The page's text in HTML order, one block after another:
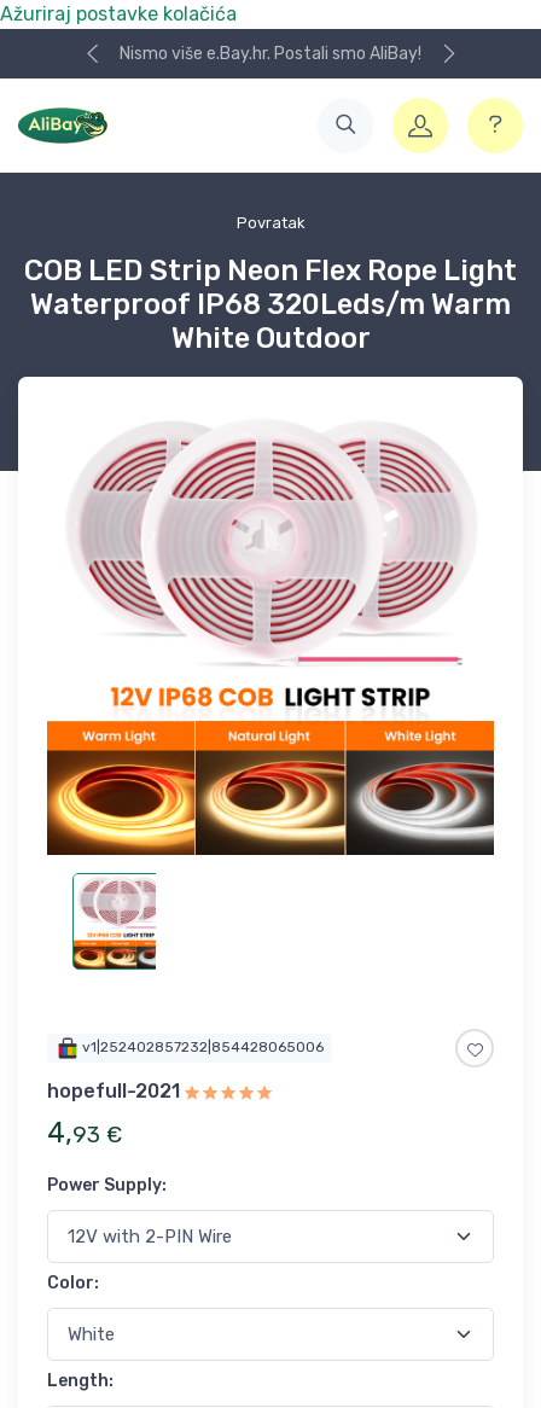
Ažuriraj postavke kolačića
Nismo više e.Bay.hr. Postali smo AliBay!
Povratak
COB LED Strip Neon Flex Rope Light
Waterproof IP68 320Leds/m Warm
White Outdoor
v1|252402857232|854428065006
hopefull-2021
4,93 €
Power Supply:
Color:
Length: